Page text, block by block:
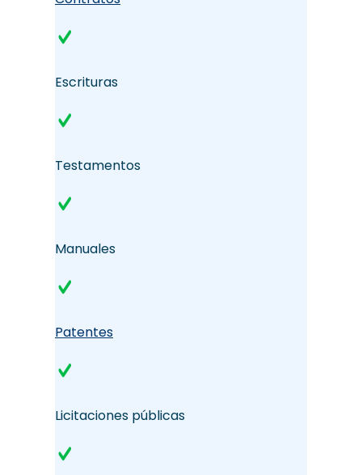
Escrituras
Testamentos
Manuales
Patentes
Licitaciones públicas